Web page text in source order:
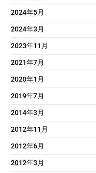
2024年5月
2024年3月
2023年11月
2021年7月
2020年1月
2019年7月
2014年3月
2012年11月
2012年6月
2012年3月